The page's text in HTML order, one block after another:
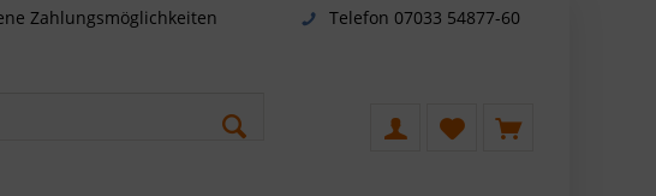
Zahlungsmöglichkeiten Telefon 07033 54877-60